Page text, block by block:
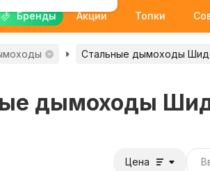
Бренды Акции Топки
Стальные дымоходы
дымоходы
Цена